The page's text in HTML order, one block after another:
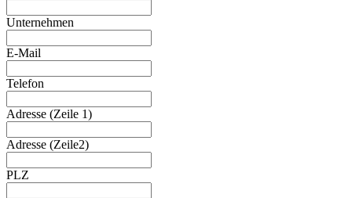
Unternehmen
E-Mail
Telefon
Adresse (Zeile 1)
Adresse (Zeile2)
PLZ